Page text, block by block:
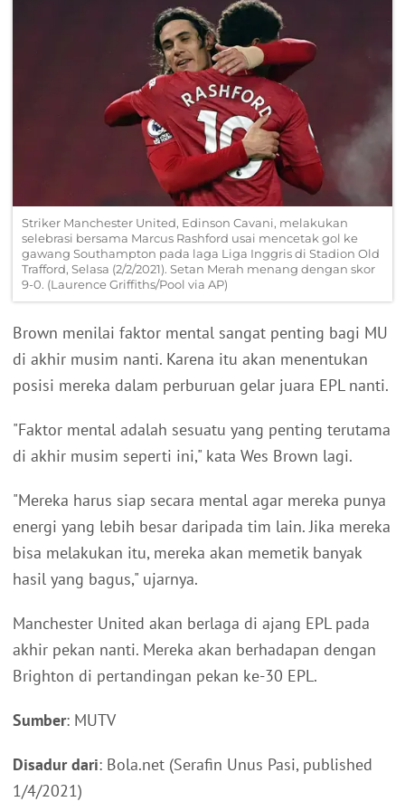
Striker Manchester United, Edinson Cavani, melakukan
selebrasi bersama Marcus Rashford usai mencetak gol ke
gawang Southampton pada laga Liga Inggris di Stadion Old
Trafford, Selasa (2/2/2021). Setan Merah menang dengan skor
9-0. (Laurence Griffiths/Pool via AP)
Brown menilai faktor mental sangat penting bagi MU
di akhir musim nanti. Karena itu akan menentukan
posisi mereka dalam perburuan gelar juara EPL nanti.
"Faktor mental adalah sesuatu yang penting terutama
di akhir musim seperti ini," kata Wes Brown lagi.
"Mereka harus siap secara mental agar mereka punya
energi yang lebih besar daripada tim lain. Jika mereka
bisa melakukan itu, mereka akan memetik banyak
hasil yang bagus," ujarnya.
Manchester United akan berlaga di ajang EPL pada
akhir pekan nanti. Mereka akan berhadapan dengan
Brighton di pertandingan pekan ke-30 EPL.
Sumber: MUTV
Disadur dari: Bola.net (Serafin Unus Pasi, published
1/4/2021)